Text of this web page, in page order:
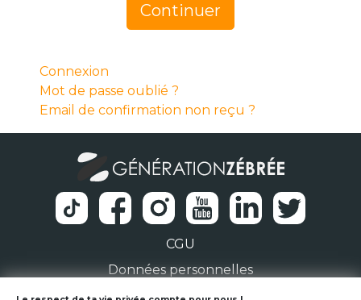
Continuer
Connexion
Mot de passe oublié ?
Email de confirmation non reçu ?
CGU
Données personnelles